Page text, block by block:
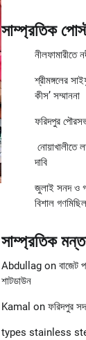
সাম্প্রতিক
নীলফামারীতে
শ্রীমঙ্গলের
কীস’ সম্মাননা
ফরিদপুর
নোয়াখালীতে
দাবি
জুলাই সনদ ও
বিশাল গণমিছিল
সাম্প্রতিক
Abdullagon বাজেট
শাটডাউন
Kamal on ফরিদপুর
types stainless